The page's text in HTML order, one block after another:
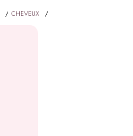
/ CHEVEUX
/